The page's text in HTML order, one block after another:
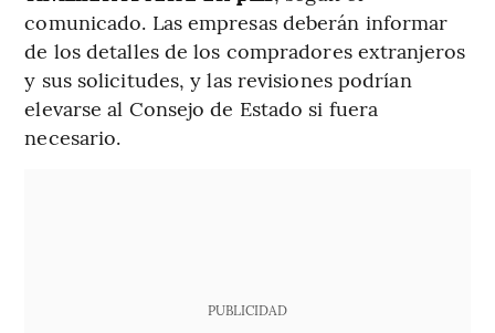
comunicado. Las empresas deberán informar
de los detalles de los compradores extranjeros
y sus solicitudes, y las revisiones podrían
elevarse al Consejo de Estado si fuera
necesario.
PUBLICIDAD